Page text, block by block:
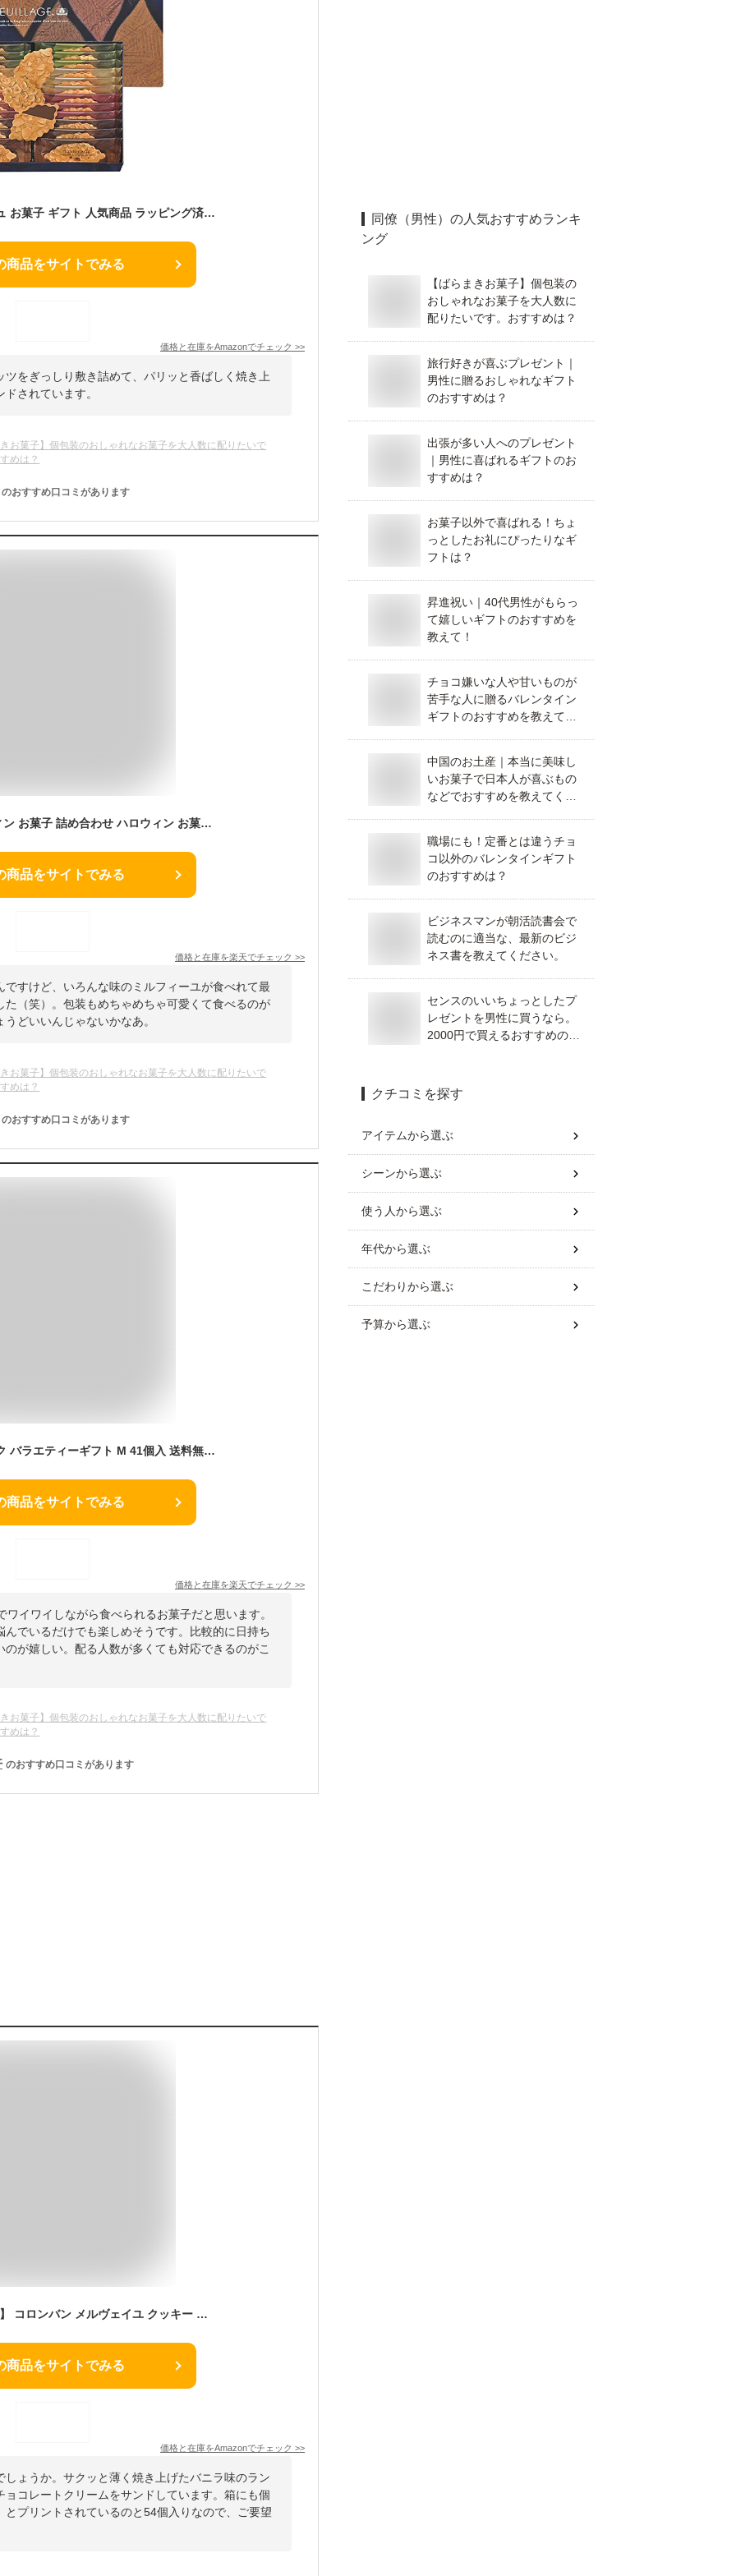
モロゾフ ファヤージュ お菓子 ギフト 人気商品 ラッピング済 (MO1218)
商品をサイトでみる
価格と在庫をAmazonでチェック >>
をぎっしり敷き詰めて、パリッと香ばしく焼き上
されています。
お菓子】個包装のおしゃれなお菓子を大人数に配りたいで
めは？
のおすすめ口コミがあります
【楽天市場】ハロウィン お菓子 詰め合わせ ハロウィン お菓子 個包装 【果実をたのしむミルフィユ詰合せ24個入】 フランセ あす楽 スイーツ お礼 退職 お菓子 焼きチョコ ミルフィーユ チョコレート チョコ 詰合せ お土産 ギフト セット プレゼント 内祝い お返し：シュクレイ楽天市場店
商品をサイトでみる
価格と在庫を楽天でチェック >>
すけど、いろんな味のミルフィーユが食べれて最
（笑）。包装もめちゃめちゃ可愛くて食べるのが
どいいんじゃないかなあ。
お菓子】個包装のおしゃれなお菓子を大人数に配りたいで
めは？
のおすすめ口コミがあります
お急ぎ便 ヨックモック バラエティーギフト M 41個入 送料無料 シガール お菓子 ギフト 焼き菓子 クッキー シガール 詰め合わせ yokumoku ブランド 人気 スイーツ 洋菓子 結婚 出産 内祝い ばらまき 個包装 小分け 祝い お礼 菓子折り 退職 卒業 異動 定年 祝い
商品をサイトでみる
価格と在庫を楽天でチェック >>
イワイしながら食べられるお菓子だと思います。
でいるだけでも楽しめそうです。比較的に日持ち
が嬉しい。配る人数が多くても対応できるのがこ
お菓子】個包装のおしゃれなお菓子を大人数に配りたいで
めは？
のおすすめ口コミがあります
【Amazon.co.jp限定】 コロンバン メルヴェイユ クッキー お世話になりました 54個 (x 1)
商品をサイトでみる
価格と在庫をAmazonでチェック >>
ょうか。サクッと薄く焼き上げたバニラ味のラン
コレートクリームをサンドしています。箱にも個
プリントされているのと54個入りなので、ご要望
同僚（男性） の人気おすすめランキ
ング
【ばらまきお菓子】個包装の
おしゃれなお菓子を大人数に
配りたいです。おすすめは？
旅行好きが喜ぶプレゼント｜
男性に贈るおしゃれなギフト
のおすすめは？
出張が多い人へのプレゼント
｜男性に喜ばれるギフトのお
すすめは？
お菓子以外で喜ばれる！ちょ
っとしたお礼にぴったりなギ
フトは？
昇進祝い｜40代男性がもらっ
て嬉しいギフトのおすすめを
教えて！
チョコ嫌いな人や甘いものが
苦手な人に贈るバレンタイン
ギフトのおすすめを教えてく
中国のお土産｜本当に美味し
いお菓子で日本人が喜ぶもの
などでおすすめを教えてくだ
職場にも！定番とは違うチョ
コ以外のバレンタインギフト
のおすすめは？
ビジネスマンが朝活読書会で
読むのに適当な、最新のビジ
ネス書を教えてください。
センスのいいちょっとしたプ
レゼントを男性に買うなら。
2000円で買えるおすすめのも
クチコミを探す
アイテムから選ぶ
シーンから選ぶ
使う人から選ぶ
年代から選ぶ
こだわりから選ぶ
予算から選ぶ